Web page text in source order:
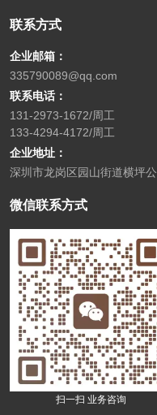
联系方式
企业邮箱：
335790089@qq.com
联系电话：
131-2973-1672/周工
133-4294-4172/周工
企业地址：
深圳市龙岗区园山街道横坪
微信联系方式
扫一扫 业务咨询